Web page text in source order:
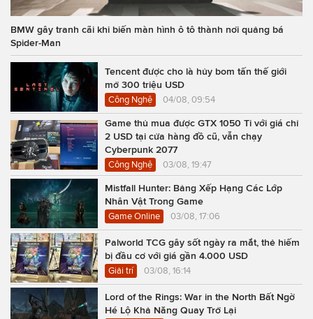
BMW gây tranh cãi khi biến màn hình ô tô thành nơi quảng bá
Spider-Man
Tencent được cho là hủy bom tấn thế giới
mở 300 triệu USD
Công Nghệ 04/08, 09:54
Game thủ mua được GTX 1050 Ti với giá chỉ
2 USD tại cửa hàng đồ cũ, vẫn chạy
Cyberpunk 2077
Công Nghệ 03/08, 19:47
Mistfall Hunter: Bảng Xếp Hạng Các Lớp
Nhân Vật Trong Game
Game Online 03/08, 17:06
Palworld TCG gây sốt ngày ra mắt, thẻ hiếm
bị đầu cơ với giá gần 4.000 USD
Giải trí 03/08, 16:14
Lord of the Rings: War in the North Bất Ngờ
Hé Lộ Khả Năng Quay Trở Lại